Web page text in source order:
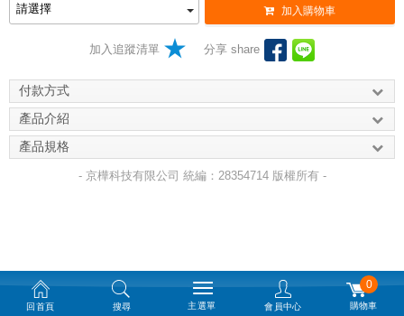
加入購物車
加入追蹤清單 分享 share
付款方式
產品介紹
產品規格
- 京樺科技有限公司 統編：28354714 版權所有 -
回首頁 搜尋 主選單 會員中心
0
購物車